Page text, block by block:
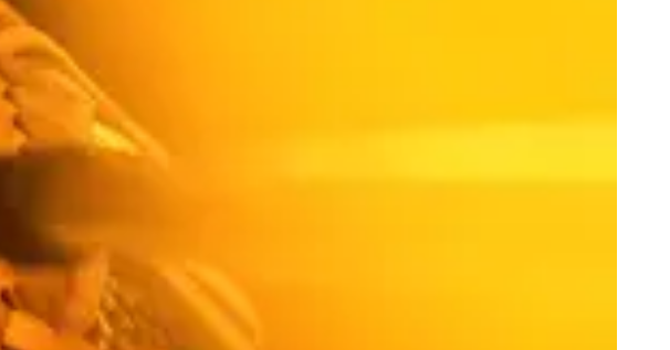
y ciudades
por la ciudad